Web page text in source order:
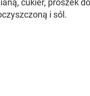
cukier, proszek do
i sól.